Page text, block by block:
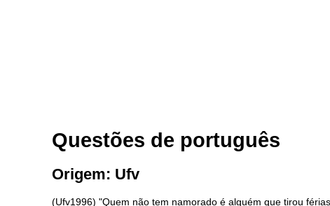
Questões de português
Origem: Ufv
(Ufv1996) "Quem não tem namorado é alguém que tirou